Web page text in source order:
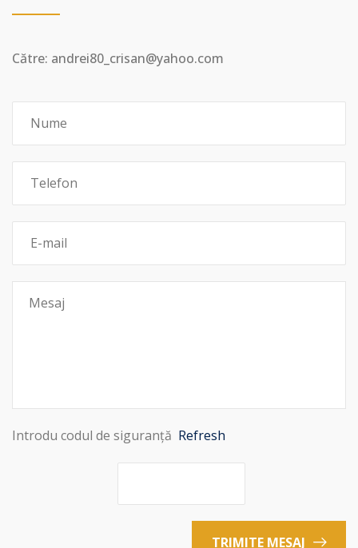
Către: andrei80_crisan@yahoo.com
Introdu codul de siguranță Refresh
TRIMITE MESAJ